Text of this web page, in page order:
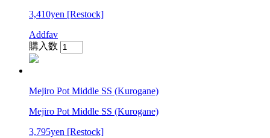
3,410yen [Restock]
Addfav
購入数
Mejiro Pot Middle SS (Kurogane)
Mejiro Pot Middle SS (Kurogane)
3,795yen [Restock]